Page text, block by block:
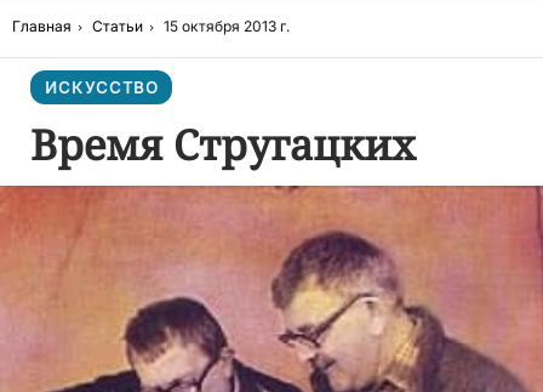
Главная Статьи 15 октября 2013 г.
ИСКУССТВО
Время Стругацких